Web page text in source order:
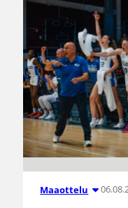
Maaottelu